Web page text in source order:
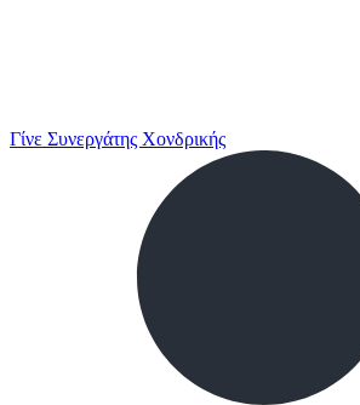
Γίνε Συνεργάτης Χονδρικής